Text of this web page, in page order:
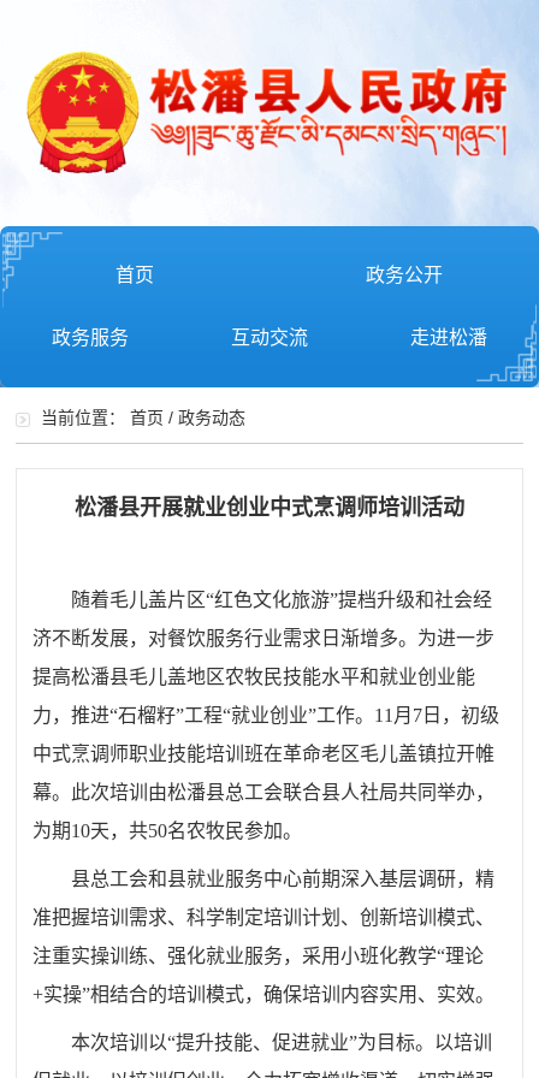
首页 政务公开
政务服务 互动交流 走进松潘
当前位置：首页 /政务动态
松潘县开展就业创业中式烹调师培训活动
随着毛儿盖片区“红色文化旅游”提档升级和社会经
济不断发展，对餐饮服务行业需求日渐增多。为进一步
提高松潘县毛儿盖地区农牧民技能水平和就业创业能
力，推进“石榴籽”工程“就业创业”工作。11月7日，初级
中式烹调师职业技能培训班在革命老区毛儿盖镇拉开帷
幕。此次培训由松潘县总工会联合县人社局共同举办，
为期10天，共50名农牧民参加。
县总工会和县就业服务中心前期深入基层调研，精
准把握培训需求、科学制定培训计划、创新培训模式、
注重实操训练、强化就业服务，采用小班化教学“理论
+实操”相结合的培训模式，确保培训内容实用、实效。
本次培训以“提升技能、促进就业”为目标。以培训